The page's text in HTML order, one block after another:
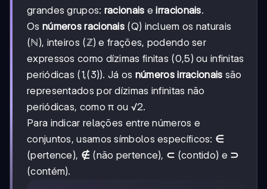
grandes grupos: racionais eirracionais.
Os números racionais (Q) incluem os naturais
(ℕ), inteiros (ℤ) e frações, podendo ser
expressos como dízimas finitas (0,5) ou infinitas
periódicas (1,(3)). Já os números irracionais são
representados por dízimas infinitas não
periódicas, como π ou √2.
Para indicar relações entre números e
conjuntos, usamos símbolos específicos: ∈
(pertence), ∉ (não pertence), ⊂ (contido) e ⊃
(contém).